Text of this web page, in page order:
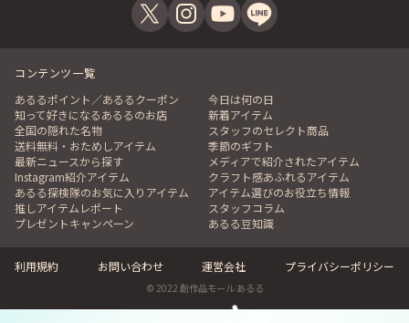
コンテンツ一覧
あるるポイント／あるるクーポン
今日は何の日
知って好きになるあるるのお店
新着アイテム
全国の隠れた名物
スタッフのセレクト商品
送料無料・おためしアイテム
季節のギフト
最新ニュースから探す
メディアで紹介されたアイテム
Instagram紹介アイテム
クラフト感あふれるアイテム
あるる探検隊のお気に入りアイテム
アイテム選びのお役立ち情報
推しアイテムレポート
スタッフコラム
プレゼントキャンペーン
あるる豆知識
利用規約 お問い合わせ 運営会社 プライバシーポリシー
© 2022 創作品モール あるる